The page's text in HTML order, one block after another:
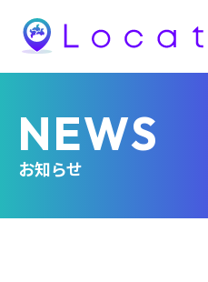
NEWS
お知らせ